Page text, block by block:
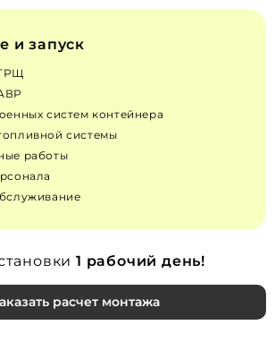
и запуск
систем контейнера
системы
работы
1 рабочий день!
расчет монтажа